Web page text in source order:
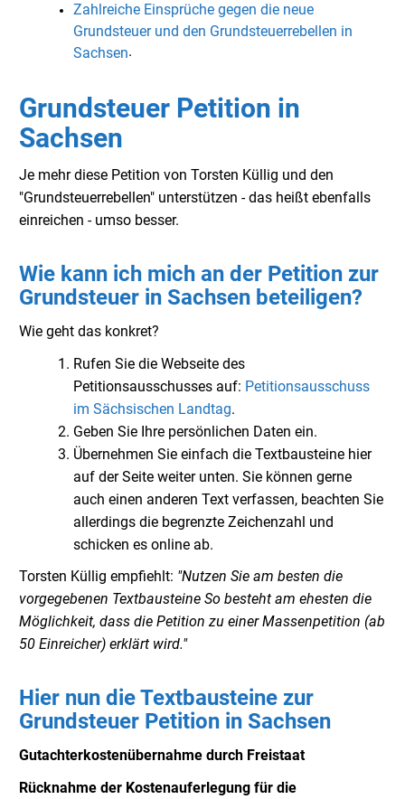
Zahlreiche Einsprüche gegen die neue
Grundsteuer und den Grundsteuerrebellen in
Sachsen.
Grundsteuer Petition in
Sachsen
Je mehr diese Petition von Torsten Küllig und den
"Grundsteuerrebellen" unterstützen - das heißt ebenfalls
einreichen - umso besser.
Wie kann ich mich an der Petition zur
Grundsteuer in Sachsen beteiligen?
Wie geht das konkret?
Rufen Sie die Webseite des
Petitionsausschusses auf: Petitionsausschuss
im Sächsischen Landtag.
Geben Sie Ihre persönlichen Daten ein.
Übernehmen Sie einfach die Textbausteine hier
auf der Seite weiter unten. Sie können gerne
auch einen anderen Text verfassen, beachten Sie
allerdings die begrenzte Zeichenzahl und
schicken es online ab.
Torsten Küllig empfiehlt: "Nutzen Sie am besten die
vorgegebenen Textbausteine So besteht am ehesten die
Möglichkeit, dass die Petition zu einer Massenpetition (ab
50 Einreicher) erklärt wird."
Hier nun die Textbausteine zur
Grundsteuer Petition in Sachsen
Gutachterkostenübernahme durch Freistaat
Rücknahme der Kostenauferlegung für die